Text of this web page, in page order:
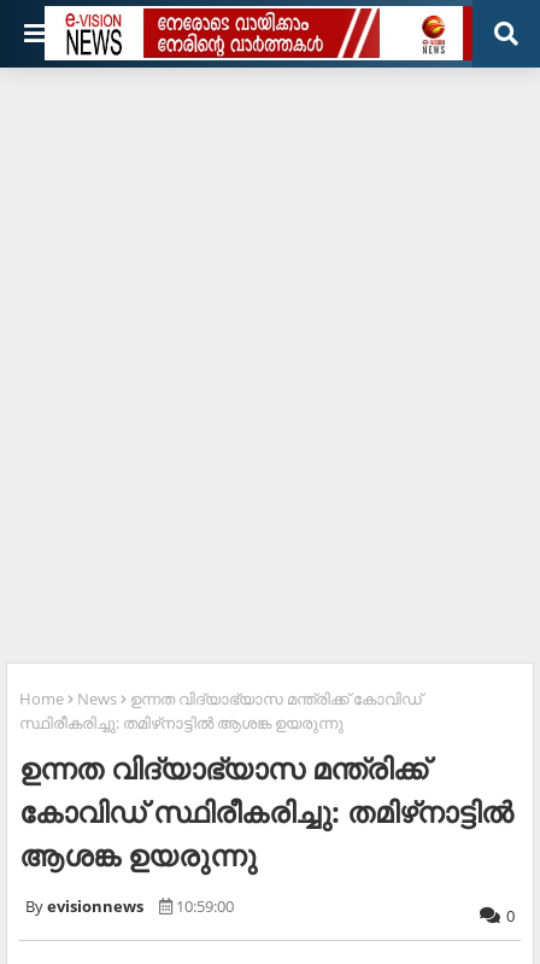
Home News
ഉന്നത വിദ്യാഭ്യാസ മന്ത്രിക്ക് കോവിഡ്
സ്ഥിരീകരിച്ചു: തമിഴ്‌നാട്ടില്‍ ആശങ്ക ഉയരുന്നു
ഉന്നത വിദ്യാഭ്യാസ മന്ത്രിക്ക്
കോവിഡ് സ്ഥിരീകരിച്ചു: തമിഴ്‌നാട്ടില്‍
ആശങ്ക ഉയരുന്നു
evisionnews 10:59:00 0